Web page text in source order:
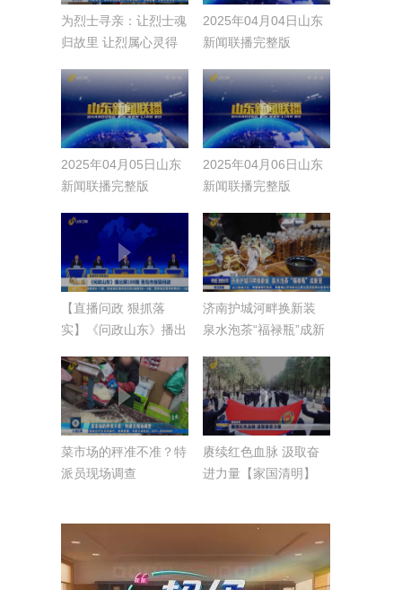
为烈士寻亲：让烈士魂
归故里 让烈属心灵得
2025年04月04日山东
新闻联播完整版
2025年04月05日山东
新闻联播完整版
2025年04月06日山东
新闻联播完整版
【直播问政 狠抓落
实】《问政山东》播出
政
济南护城河畔换新装
泉水泡茶“福禄瓶”成新
菜市场的秤准不准？特
派员现场调查
赓续红色血脉 汲取奋
进力量【家国清明】